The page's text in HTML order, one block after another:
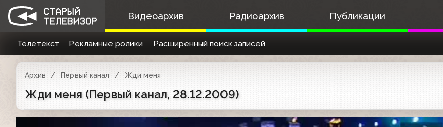
Видеоархив Радиоархив Публикации
Телетекст Рекламные ролики Расширенный поиск записей
Архив Первый канал Жди меня
Жди меня (Первый канал, 28.12.2009)